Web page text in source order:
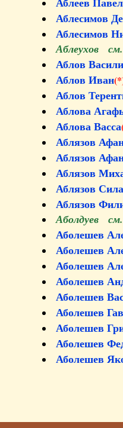
Аблесимов
Аблесимов
Аблеухов
Аблов
Аблов Иван
Аблов
Аблова
Аблова Васса
Аблязов
Аблязов
Аблязов
Аблязов Сила
Аблязов
Аболдуев
Аболешев
Аболешев
Аболешев
Аболешев
Аболешев
Аболешев
Аболешев
Аболешев
Аболешев